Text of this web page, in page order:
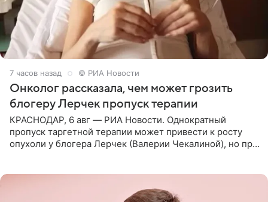
7 часов назад © РИА Новости
Онколог рассказала, чем может грозить
блогеру Лерчек пропуск терапии
КРАСНОДАР, 6 авг — РИА Новости. Однократный
пропуск таргетной терапии может привести к росту
опухоли у блогера Лерчек (Валерии Чекалиной), но при